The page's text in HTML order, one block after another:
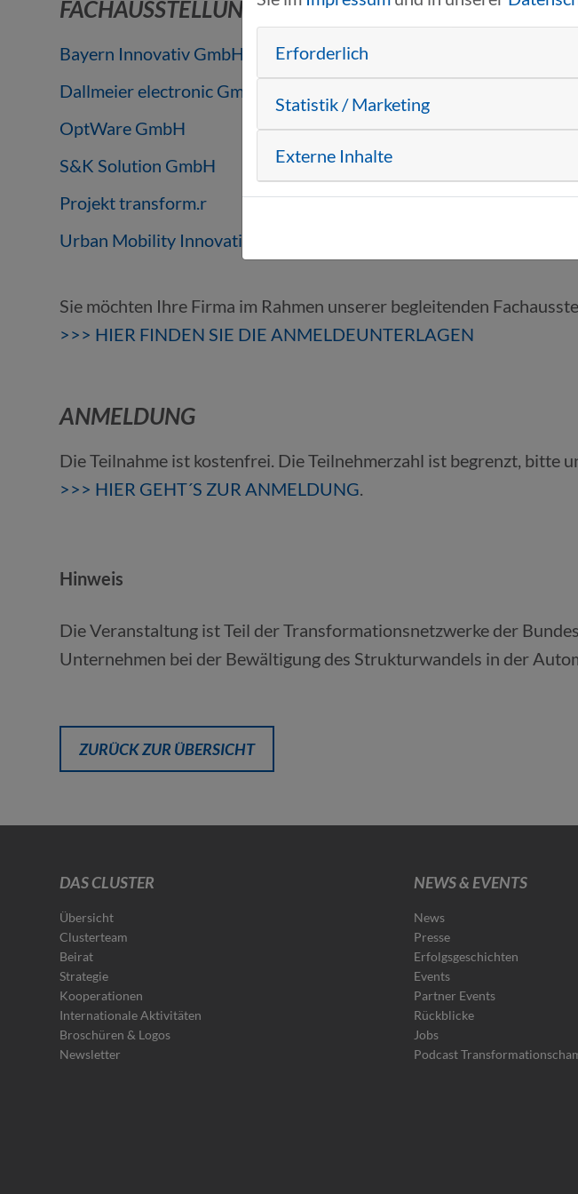
FACHAUSSTELLUNG
Bayern Innovativ GmbH
Dallmeier electronic GmbH
OptWare GmbH
S&K Solution GmbH
Projekt transform.r
Urban Mobility Innovations
Sie möchten Ihre Firma im Rahmen unserer begleitenden
>>> HIER FINDEN SIE DIE ANMELDEUNTERLAGEN
ANMELDUNG
Die Teilnahme ist kostenfrei. Die Teilnehmerzahl ist begrenzt, bitte
>>> HIER GEHT´S ZUR ANMELDUNG.
Hinweis
Die Veranstaltung ist Teil der Transformationsnetzwerke der
Unternehmen bei der Bewältigung des Strukturwandels in der
ZURÜCK ZUR ÜBERSICHT
DAS CLUSTER
Übersicht
Clusterteam
Beirat
Strategie
Kooperationen
Internationale Aktivitäten
Broschüren & Logos
Newsletter
NEWS & EVENTS
News
Presse
Erfolgsgeschichten
Events
Partner Events
Rückblicke
Jobs
Podcast
Erforderlich
Statistik / Marketing
Externe Inhalte